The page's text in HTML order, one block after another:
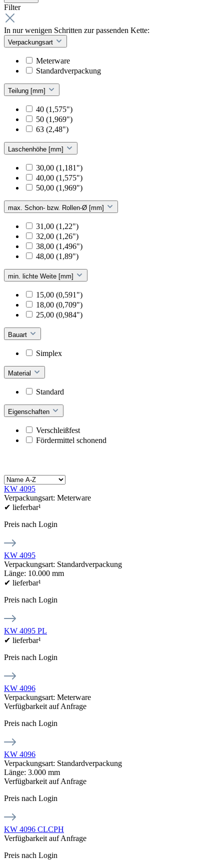
Filter
In nur wenigen Schritten zur passenden Kette:
Verpackungsart
Meterware
Standardverpackung
Teilung [mm]
40 (1,575")
50 (1,969")
63 (2,48")
Laschenhöhe [mm]
30,00 (1,181")
40,00 (1,575")
50,00 (1,969")
max. Schon- bzw. Rollen-Ø [mm]
31,00 (1,22")
32,00 (1,26")
38,00 (1,496")
48,00 (1,89")
min. lichte Weite [mm]
15,00 (0,591")
18,00 (0,709")
25,00 (0,984")
Bauart
Simplex
Material
Standard
Eigenschaften
Verschleißfest
Fördermittel schonend
KW 4095
Verpackungsart: Meterware
✔ lieferbar¹
Preis nach Login
KW 4095
Verpackungsart: Standardverpackung
Länge: 10.000 mm
✔ lieferbar¹
Preis nach Login
KW 4095 PL
✔ lieferbar¹
Preis nach Login
KW 4096
Verpackungsart: Meterware
Verfügbarkeit auf Anfrage
Preis nach Login
KW 4096
Verpackungsart: Standardverpackung
Länge: 3.000 mm
Verfügbarkeit auf Anfrage
Preis nach Login
KW 4096 CLCPH
Verfügbarkeit auf Anfrage
Preis nach Login